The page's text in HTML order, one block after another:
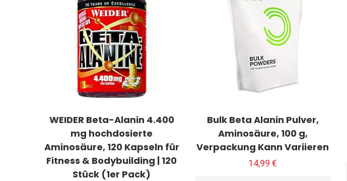
WEIDER Beta-Alanin 4.400
mg hochdosierte
Aminosäure, 120 Kapseln für
Fitness & Bodybuilding | 120
Stück (1er Pack)
Bulk Beta Alanin Pulver,
Aminosäure, 100 g,
Verpackung Kann Variieren
14,99€